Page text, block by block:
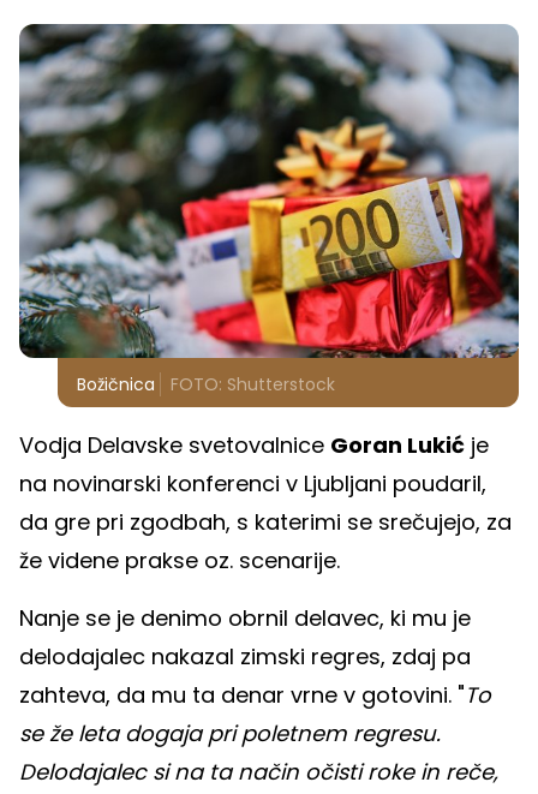
Božičnica FOTO: Shutterstock
Vodja Delavske svetovalnice Goran Lukić je
na novinarski konferenci v Ljubljani poudaril,
da gre pri zgodbah, s katerimi se srečujejo, za
že videne prakse oz. scenarije.
Nanje se je denimo obrnil delavec, ki mu je
delodajalec nakazal zimski regres, zdaj pa
zahteva, da mu ta denar vrne v gotovini. "To
se že leta dogaja pri poletnem regresu.
Delodajalec si na ta način očisti roke in reče,